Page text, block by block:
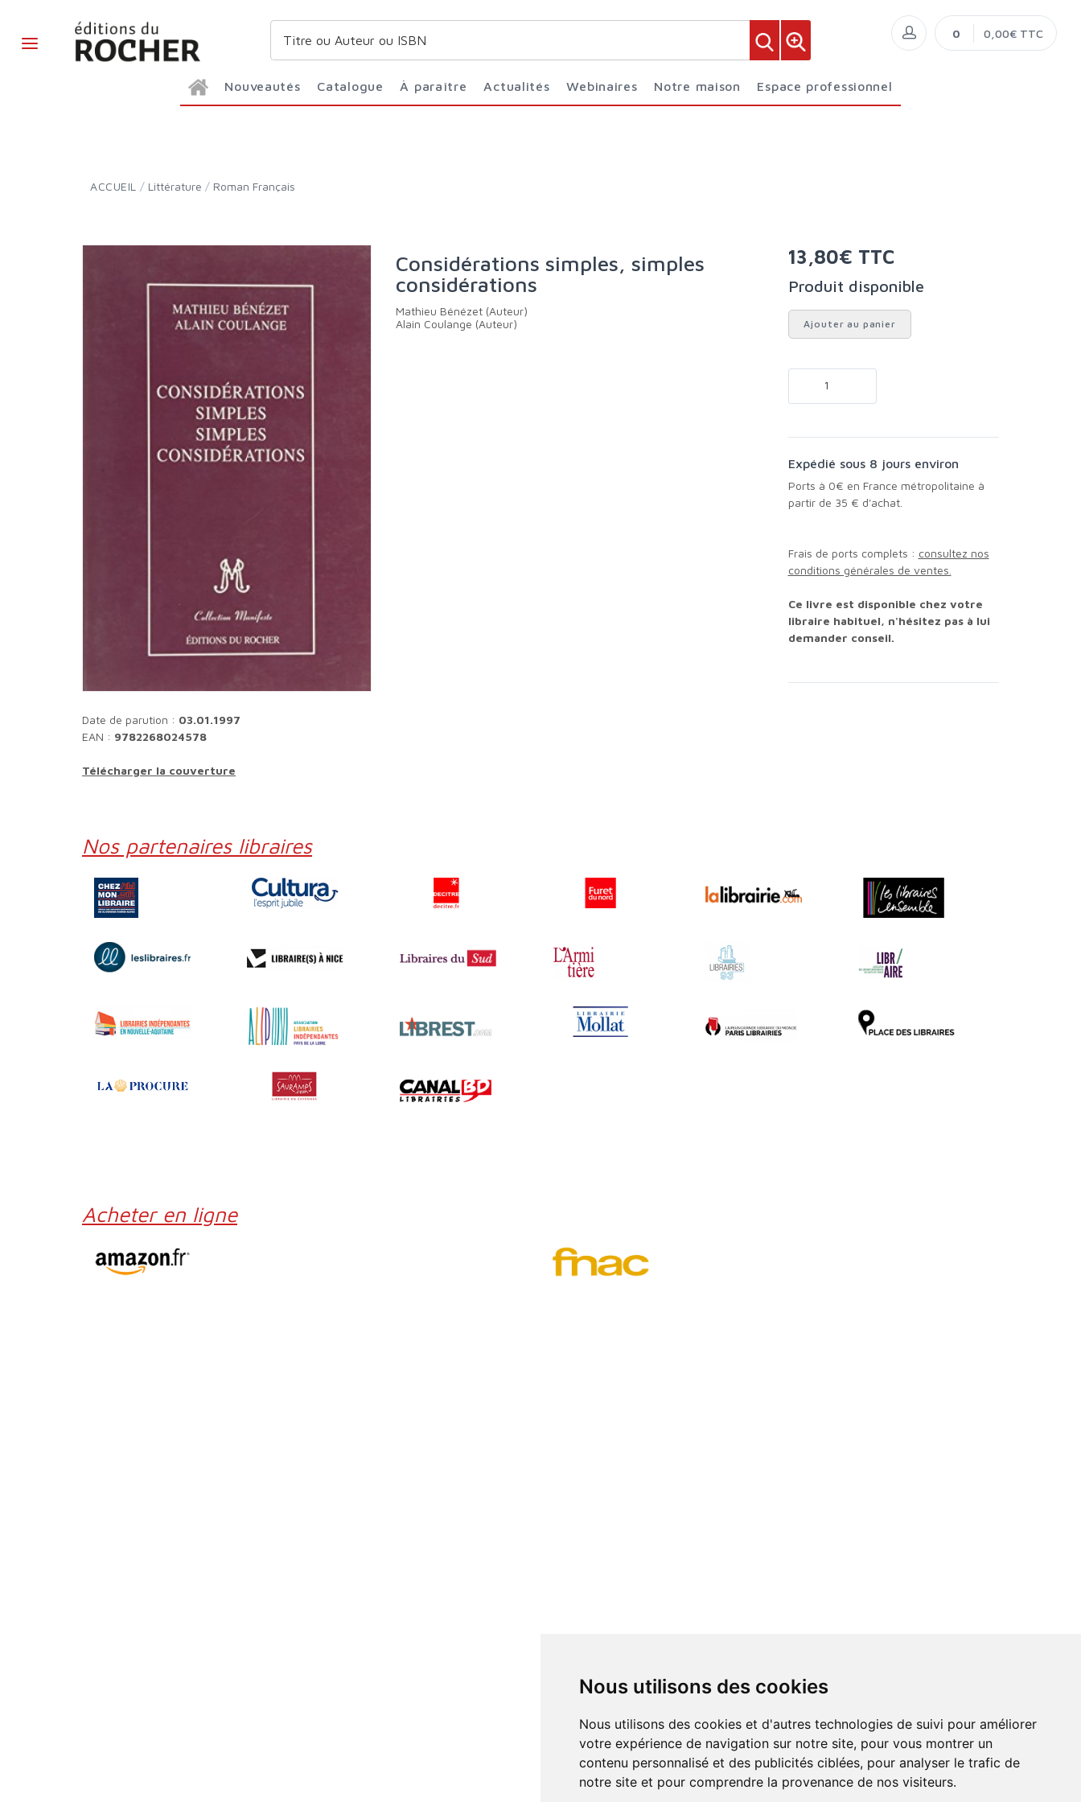
Nous utilisons des cookies
Nous utilisons des cookies et d'autres technologies de suivi pour améliorer
votre expérience de navigation sur notre site, pour vous montrer un
contenu personnalisé et des publicités ciblées, pour analyser le trafic de
notre site et pour comprendre la provenance de nos visiteurs.
Nouveautés Catalogue À paraître Actualités Webinaires Notre maison Espace professionnel
0 0,00€ TTC
ACCUEIL / Littérature / Roman Français
Date de parution : 03.01.1997
EAN : 9782268024578
Télécharger la couverture
Considérations simples, simples
considérations
Mathieu Bénézet (Auteur)
Alain Coulange (Auteur)
13,80€ TTC
Produit disponible
Ajouter au panier
Expédié sous 8 jours environ
Ports à 0€ en France métropolitaine à
partir de 35 € d'achat.
Frais de ports complets : consultez nos
conditions générales de ventes.
Ce livre est disponible chez votre
libraire habituel, n'hésitez pas à lui
demander conseil.
Nos partenaires libraires
Acheter en ligne